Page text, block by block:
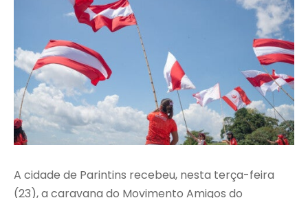
A cidade de Parintins recebeu, nesta terça-feira
(23), a caravana do Movimento Amigos do